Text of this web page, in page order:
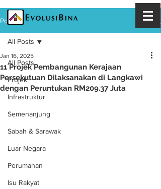
Post
All Posts
Projek
Infrastruktur
Semenanjung
Sabah & Sarawak
Luar Negara
Perumahan
Isu Rakyat
All Posts
11 Projek Pembangunan Kerajaan
Persekutuan Dilaksanakan di Langkawi
dengan Peruntukan RM209.37 Juta
Jan 16, 2025